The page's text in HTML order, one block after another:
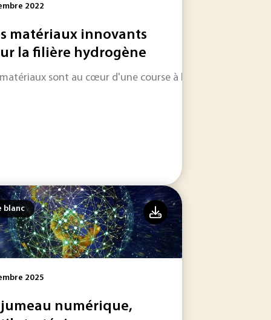
prismes
(SNBC) en tenant compte de la criticité des
2022
matériaux innovants
la filière hydrogène
matériaux sont au cœur d'une course à l'innovation pour
blanc
2025
jumeau numérique,